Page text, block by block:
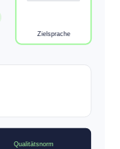
Zielsprache
Qualitätsnorm